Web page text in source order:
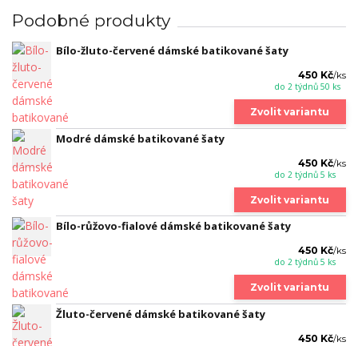
Podobné produkty
Bílo-žluto-červené dámské batikované šaty
450 Kč/ks
do 2 týdnů 50 ks
Zvolit variantu
Modré dámské batikované šaty
450 Kč/ks
do 2 týdnů 5 ks
Zvolit variantu
Bílo-růžovo-fialové dámské batikované šaty
450 Kč/ks
do 2 týdnů 5 ks
Zvolit variantu
Žluto-červené dámské batikované šaty
450 Kč/ks